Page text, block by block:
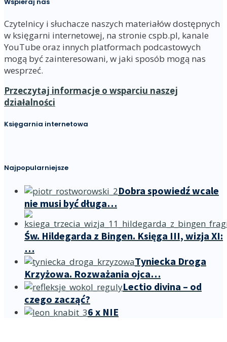
Czytelnicy i słuchacze naszych materiałów dostępnych
w księgarni internetowej, na stronie cspb.pl, kanale
YouTube oraz innych platformach podcastowych
mogą być zainteresowani, w jaki sposób mogą nas
wesprzeć.
Przeczytaj informacje o wsparciu naszej
działalności
Księgarnia internetowa
Najpopularniejsze
Dobra spowiedź wcale
nie musi być długa…
Św. Hildegarda z Bingen. Księga III, wizja XI:
…
Tyniecka Droga
Krzyżowa. Rozważania ojca…
Lectio divina – od
czego zacząć?
6 x NIE